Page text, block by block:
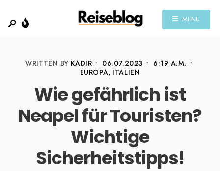
MENU
WRITTEN BY KADIR • 06.07.2023 • 6:19 A.M. •
EUROPA, ITALIEN
Wie gefährlich ist
Neapel für Touristen?
Wichtige
Sicherheitstipps!